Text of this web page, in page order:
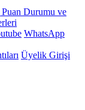
Durumu ve
WhatsApp
Üyelik Girişi